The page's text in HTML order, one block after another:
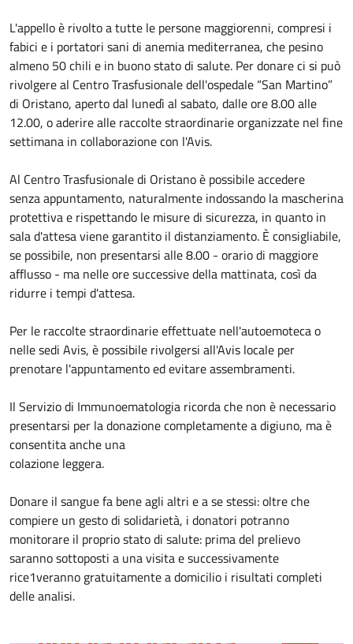
L'appello è rivolto a tutte le persone maggiorenni, compresi i
fabici e i portatori sani di anemia mediterranea, che pesino
almeno 50 chili e in buono stato di salute. Per donare ci si può
rivolgere al Centro Trasfusionale dell'ospedale “San Martino”
di Oristano, aperto dal lunedì al sabato, dalle ore 8.00 alle
12.00, o aderire alle raccolte straordinarie organizzate nel fine
settimana in collaborazione con l'Avis.
Al Centro Trasfusionale di Oristano è possibile accedere
senza appuntamento, naturalmente indossando la mascherina
protettiva e rispettando le misure di sicurezza, in quanto in
sala d'attesa viene garantito il distanziamento. È consigliabile,
se possibile, non presentarsi alle 8.00 - orario di maggiore
afflusso - ma nelle ore successive della mattinata, così da
ridurre i tempi d'attesa.
Per le raccolte straordinarie effettuate nell'autoemoteca o
nelle sedi Avis, è possibile rivolgersi all'Avis locale per
prenotare l'appuntamento ed evitare assembramenti.
Il Servizio di Immunoematologia ricorda che non è necessario
presentarsi per la donazione completamente a digiuno, ma è
consentita anche una
colazione leggera.
Donare il sangue fa bene agli altri e a se stessi: oltre che
compiere un gesto di solidarietà, i donatori potranno
monitorare il proprio stato di salute: prima del prelievo
saranno sottoposti a una visita e successivamente
rice1veranno gratuitamente a domicilio i risultati completi
delle analisi.